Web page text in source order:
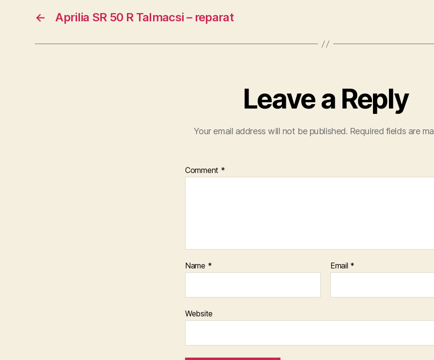
← Aprilia SR 50 R Talmacsi – reparat
Leave a Reply
Your email address will not be published. Required fields are
Comment *
Name * Email *
Website